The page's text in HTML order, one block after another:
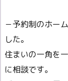
－予約制のホー
した。
住まいの一角を
に相談です。